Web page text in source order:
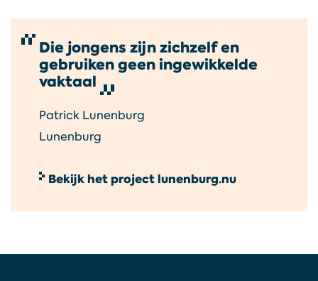
Die jongens zijn zichzelf en
gebruiken geen ingewikkelde
vaktaal
Patrick Lunenburg
Lunenburg
Bekijk het project lunenburg.nu